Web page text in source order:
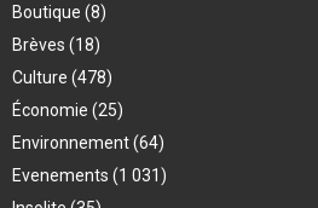
Boutique (8)
Brèves (18)
Culture (478)
Économie (25)
Environnement(64)
Evenements (1 031)